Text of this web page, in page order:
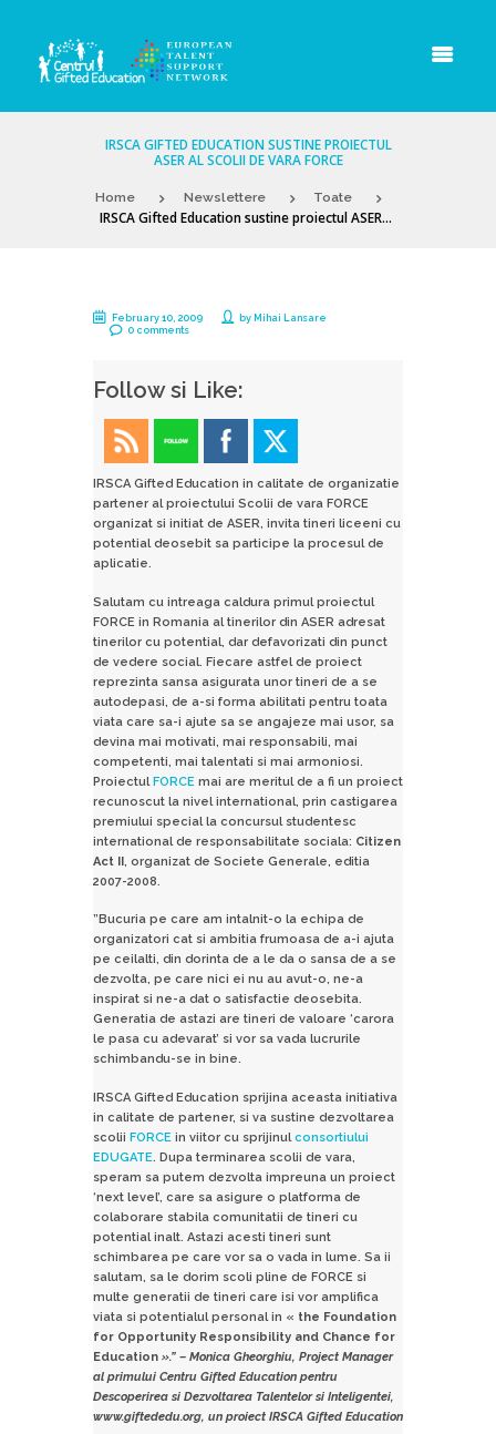
IRSCA GIFTED EDUCATION SUSTINE PROIECTUL
ASER AL SCOLII DE VARA FORCE
Home Newslettere Toate
IRSCA Gifted Education sustine proiectul ASER...
February 10, 2009 by Mihai Lansare
0 comments
Follow si Like:
IRSCA Gifted Education in calitate de organizatie
partener al proiectului Scolii de vara FORCE
organizat si initiat de ASER, invita tineri liceeni cu
potential deosebit sa participe la procesul de
aplicatie.
Salutam cu intreaga caldura primul proiectul
FORCE in Romania al tinerilor din ASER adresat
tinerilor cu potential, dar defavorizati din punct
de vedere social. Fiecare astfel de proiect
reprezinta sansa asigurata unor tineri de a se
autodepasi, de a-si forma abilitati pentru toata
viata care sa-i ajute sa se angajeze mai usor, sa
devina mai motivati, mai responsabili, mai
competenti, mai talentati si mai armoniosi.
ProiectulFORCE mai are meritul de a fi un proiect
recunoscut la nivel international, prin castigarea
premiului special la concursul studentesc
international de responsabilitate sociala: Citizen
Act II, organizat de Societe Generale, editia
2007-2008.
”Bucuria pe care am intalnit-o la echipa de
organizatori cat si ambitia frumoasa de a-i ajuta
pe ceilalti, din dorinta de a le da o sansa de a se
dezvolta, pe care nici ei nu au avut-o, ne-a
inspirat si ne-a dat o satisfactie deosebita.
Generatia de astazi are tineri de valoare ‘carora
le pasa cu adevarat’ si vor sa vada lucrurile
schimbandu-se in bine.
IRSCA Gifted Education sprijina aceasta initiativa
in calitate de partener, si va sustine dezvoltarea
scolii FORCE in viitor cu sprijinulconsortiului
EDUGATE. Dupa terminarea scolii de vara,
speram sa putem dezvolta impreuna un proiect
‘next level’, care sa asigure o platforma de
colaborare stabila comunitatii de tineri cu
potential inalt. Astazi acesti tineri sunt
schimbarea pe care vor sa o vada in lume. Sa ii
salutam, sa le dorim scoli pline de FORCE si
multe generatii de tineri care isi vor amplifica
viata si potentialul personal in « the Foundation
for Opportunity Responsibility and Chance for
Education ».” – Monica Gheorghiu, Project Manager
al primului Centru Gifted Education pentru
Descoperirea si Dezvoltarea Talentelor si Inteligentei,
www.giftededu.org, un proiect IRSCA Gifted Education